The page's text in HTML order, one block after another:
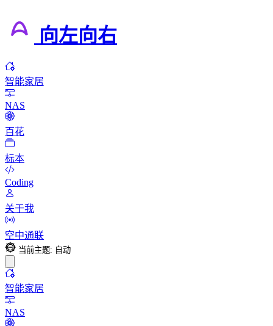
向左向右
智能家居
NAS
百花
标本
Coding
关于我
空中通联
当前主题: 自动
智能家居
NAS